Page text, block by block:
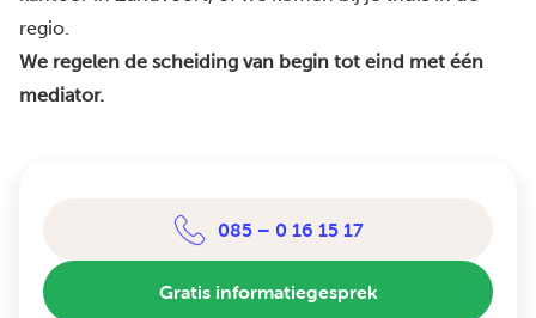
regio.
We regelen de scheiding van begin tot eind met één
mediator.
085 – 0 16 15 17
Gratis informatiegesprek